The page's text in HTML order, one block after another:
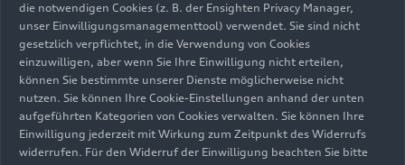
performance (225 kW)
Antriebsart
Heckantrieb
Anzahl Elektromotoren Vorderachse / Hinterachse
die notwendigen Cookies (z. B. der Ensighten Privacy Manager,
unser Einwilligungsmanagementtool) verwendet. Sie sind nicht
gesetzlich verpflichtet, in die Verwendung von Cookies
einzuwilligen, aber wenn Sie Ihre Einwilligung nicht erteilen,
können Sie bestimmte unserer Dienste möglicherweise nicht
nutzen. Sie können Ihre Cookie-Einstellungen anhand der unten
aufgeführten Kategorien von Cookies verwalten. Sie können Ihre
Einwilligung jederzeit mit Wirkung zum Zeitpunkt des Widerrufs
widerrufen. Für den Widerruf der Einwilligung beachten Sie bitte